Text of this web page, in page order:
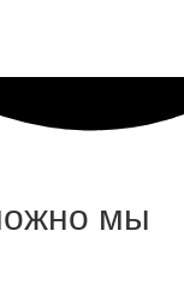
мы